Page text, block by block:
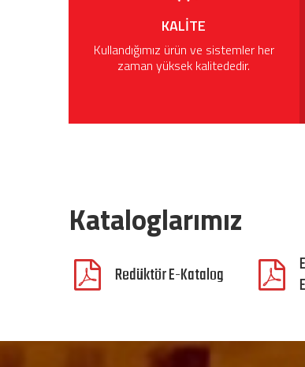
KALITE
Kullandığımız ürün ve sistemler her
zaman yüksek kalitededir.
Kataloglarımız
Redüktör E-Katalog